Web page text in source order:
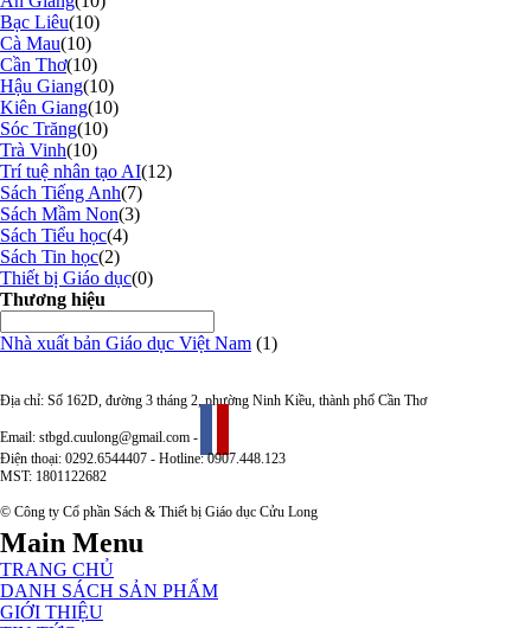
Bạc Liêu(10)
Cà Mau(10)
Cần Thơ(10)
Hậu Giang(10)
Kiên Giang(10)
Sóc Trăng(10)
Trà Vinh(10)
Trí tuệ nhân tạo AI(12)
Sách Tiếng Anh(7)
Sách Mầm Non(3)
Sách Tiểu học(4)
Sách Tin học(2)
Thiết bị Giáo dục(0)
Thương hiệu
Nhà xuất bản Giáo dục Việt Nam (1)
Địa chỉ: Số 162D, đường 3 tháng 2, phường Ninh Kiều, thành phố Cần Thơ
Email: stbgd.cuulong@gmail.com -
Điện thoại: 0292.6544407 - Hotline: 0907.448.123
MST: 1801122682
© Công ty Cổ phần Sách & Thiết bị Giáo dục Cửu Long
Main Menu
TRANG CHỦ
DANH SÁCH SẢN PHẨM
GIỚI THIỆU